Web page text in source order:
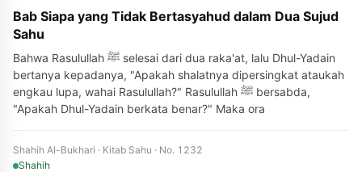
Bab Siapa yang Tidak Bertasyahud dalam Dua Sujud
Sahu
Bahwa Rasulullah ﷺ selesai dari dua raka'at, lalu Dhul-Yadain
bertanya kepadanya, "Apakah shalatnya dipersingkat ataukah
engkau lupa, wahai Rasulullah?" Rasulullah ﷺ bersabda,
"Apakah Dhul-Yadain berkata benar?" Maka ora
Shahih Al-Bukhari · Kitab Sahu · No. 1232
Shahih